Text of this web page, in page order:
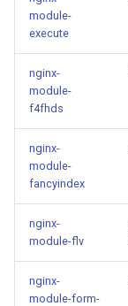
qless
rack
radixtree
redis-connector
redis-ratelimit
redis-util
module-
execute
nginx-
module-
f4fhds
nginx-
module-
fancyindex
nginx-
module-flv
nginx-
module-form-